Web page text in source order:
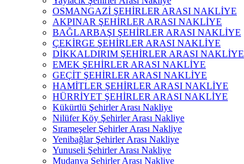
OSMANGAZİ ŞEHİRLER ARASI NAKLİYE
AKPINAR ŞEHİRLER ARASI NAKLİYE
BAĞLARBAŞI ŞEHİRLER ARASI NAKLİYE
ÇEKİRGE ŞEHİRLER ARASI NAKLİYE
DİKKALDIRIM ŞEHİRLER ARASI NAKLİYE
EMEK ŞEHİRLER ARASI NAKLİYE
GEÇİT ŞEHİRLER ARASI NAKLİYE
HAMİTLER ŞEHİRLER ARASI NAKLİYE
HÜRRİYET ŞEHİRLER ARASI NAKLİYE
Kükürtlü Şehirler Arası Nakliye
Nilüfer Köy Şehirler Arası Nakliye
Sırameşeler Şehirler Arası Nakliye
Yenibağlar Şehirler Arası Nakliye
Yunuseli Şehirler Arası Nakliye
Mudanya Şehirler Arası Nakliye